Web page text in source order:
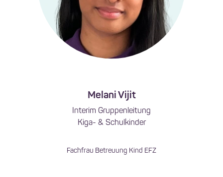
Melani Vijit
Interim Gruppenleitung
Kiga- & Schulkinder
Fachfrau Betreuung Kind EFZ